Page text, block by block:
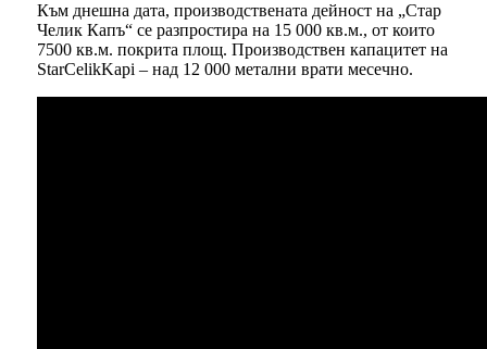
Към днешна дата, производствената дейност на „Стар
Челик Капъ“ се разпростира на 15 000 кв.м., от които
7500 кв.м. покрита площ. Производствен капацитет на
StarCelikKapi – над 12 000 метални врати месечно.